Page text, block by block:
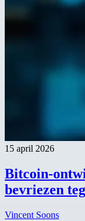
15 april 2026
Bitcoin-
bevriezen
Vincent Soons